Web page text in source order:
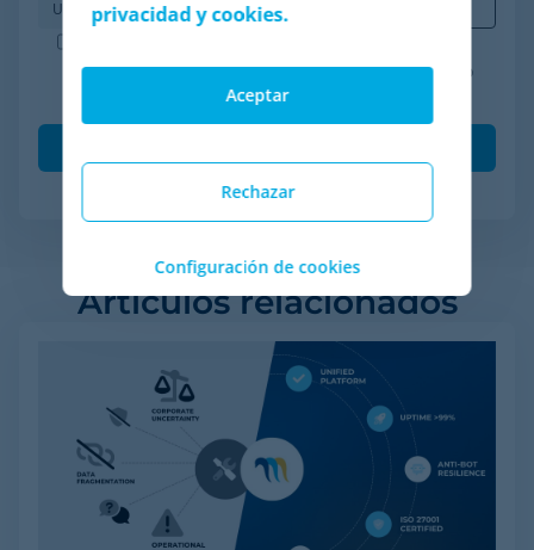
Acepto el procesamiento de mis datos de acuerdo
política de privacidad
Artículos relacionados
privacidad y cookies.
Rechazar
Aceptar
Configuración de cookies